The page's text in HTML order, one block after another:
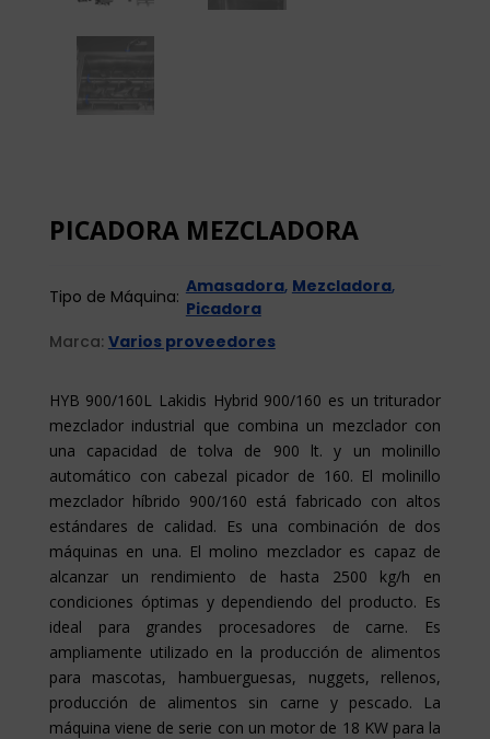
PICADORA MEZCLADORA
Tipo de Máquina: Amasadora, Mezcladora,
Picadora
Marca: Varios proveedores
HYB 900/160L Lakidis Hybrid 900/160 es un triturador
mezclador industrial que combina un mezclador con
una capacidad de tolva de 900 lt. y un molinillo
automático con cabezal picador de 160. El molinillo
mezclador híbrido 900/160 está fabricado con altos
estándares de calidad. Es una combinación de dos
máquinas en una. El molino mezclador es capaz de
alcanzar un rendimiento de hasta 2500 kg/h en
condiciones óptimas y dependiendo del producto. Es
ideal para grandes procesadores de carne. Es
ampliamente utilizado en la producción de alimentos
para mascotas, hambuerguesas, nuggets, rellenos,
producción de alimentos sin carne y pescado. La
máquina viene de serie con un motor de 18 KW para la